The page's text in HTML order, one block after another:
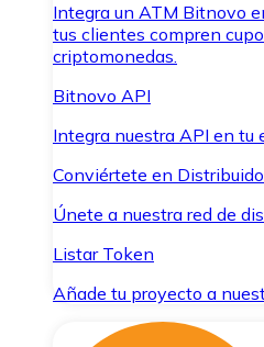
Integra un ATM Bitnovo
tus clientes compren
criptomonedas.
Bitnovo API
Integra nuestra API en tu
Conviértete en
Únete a nuestra red de
Listar Token
Añade tu proyecto a